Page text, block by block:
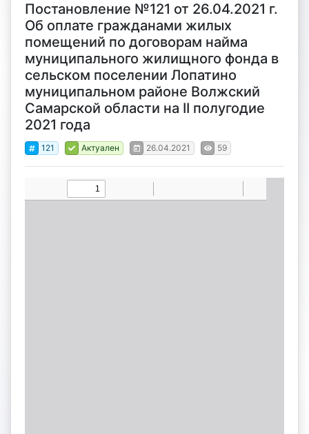
Постановление №121 от 26.04.2021 г.
Об оплате гражданами жилых
помещений по договорам найма
муниципального жилищного фонда в
сельском поселении Лопатино
муниципальном районе Волжский
Самарской области на II полугодие
2021 года
121 Актуален 26.04.2021 59